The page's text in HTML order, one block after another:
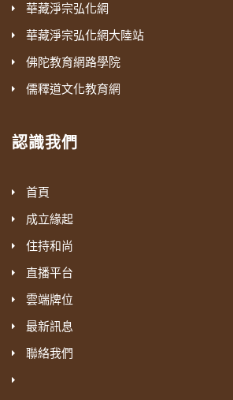
學習，我們才能真正懂得佛門裡
的深度。
有，所以這一塊要補足。我們淨老
《弟子規》、《常禮舉要》合起來
才有一個下手處，不能好高騖遠。
的人還有，講這些戒律行門的就很
講經，你沒有去行、沒有去做，也
利益，實在講也沒有辦法深入經教
這個基礎你深入不了。我們從小都
微。『不憂其不為女人說法也』，
果這些男眾統統不為女人說法，女
法。蓮池大師講，你不要去憂慮這
有幾個男眾不為女人說法？包括台
也都有允許女眾去寺院聽經聞法，
『惟憂其說法而成染耳』，只
說法自己迷了，迷愛染著了。就是
法，迷邪染而已，被染著了，受到
的一個借鑒。我們做不到像他這樣
邊看，就很不好意思，人家好心好
把人家轟走了，他不留情面的。
現在講「嚴正之行」，我看到
所以他這個也有很多人受不了，包
給你排好了。上課，如果你遲到一
《菩提道次第廣論》，他就錶給我
了？七點零一分，他說我的錶是七
怎麼這麼嚴格幹什麼？然後做法會
四點半做，你如果早到，維那，你
們雖然只有五個人，但是你要看那
有到，你要看到剛剛好一分一秒都
華藏淨宗弘化網
華藏淨宗弘化網大陸站
佛陀教育網路學院
儒釋道文化教育網
認識我們
首頁
成立緣起
住持和尚
直播平台
雲端牌位
最新訊息
聯絡我們